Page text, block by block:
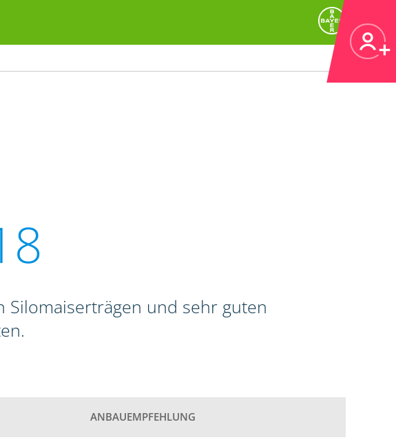
Silomaiserträgen und sehr guten
ANBAUEMPFEHLUNG